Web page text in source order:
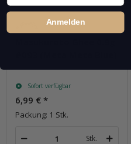
Sofort verfügbar
6,99 € *
Packung: 1 Stk.
Stk.
Anmelden